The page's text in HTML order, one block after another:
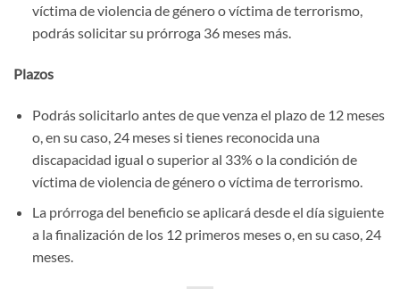
víctima de violencia de género o víctima de terrorismo,
podrás solicitar su prórroga 36 meses más.
Plazos
Podrás solicitarlo antes de que venza el plazo de 12 meses
o, en su caso, 24 meses si tienes reconocida una
discapacidad igual o superior al 33% o la condición de
víctima de violencia de género o víctima de terrorismo.
La prórroga del beneficio se aplicará desde el día siguiente
a la finalización de los 12 primeros meses o, en su caso, 24
meses.